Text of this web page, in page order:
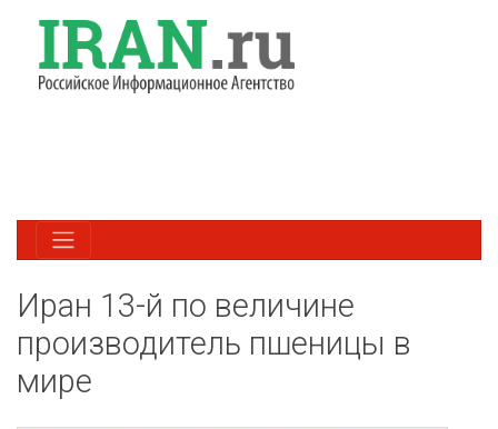
Иран 13-й по величине
производитель пшеницы в
мире